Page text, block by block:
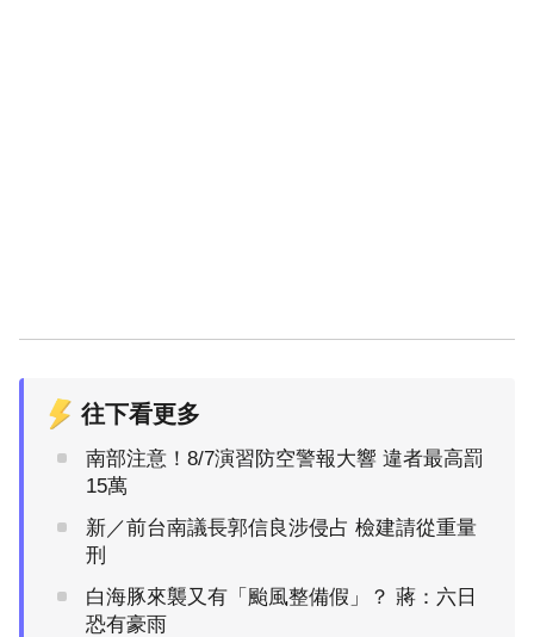
往下看更多
南部注意！8/7演習防空警報大響 違者最高罰
15萬
新／前台南議長郭信良涉侵占 檢建請從重量
刑
白海豚來襲又有「颱風整備假」？ 蔣：六日
恐有豪雨